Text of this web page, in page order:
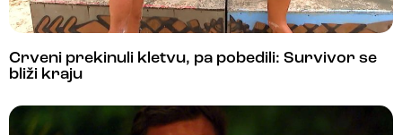
Crveni prekinuli kletvu, pa pobedili: Survivor se
bliži kraju